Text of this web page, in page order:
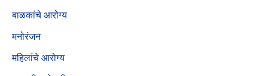
बाळकांचे आरोग्य
मनोरंजन
महिलांचे आरोग्य